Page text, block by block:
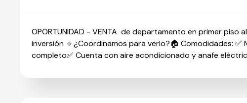
OPORTUNIDAD - VENTA de departamento en primer piso
inversión 🔹¿Coordinamos para verlo?🏠 Comodidades: ✅
completo✅ Cuenta con aire acondicionado y anafe